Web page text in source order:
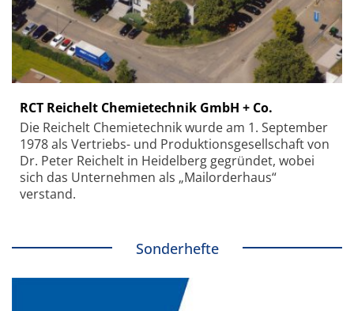
RCT Reichelt Chemietechnik GmbH + Co.
Die Reichelt Chemietechnik wurde am 1. September
1978 als Vertriebs- und Produktionsgesellschaft von
Dr. Peter Reichelt in Heidelberg gegründet, wobei
sich das Unternehmen als „Mailorderhaus“
verstand.
Sonderhefte